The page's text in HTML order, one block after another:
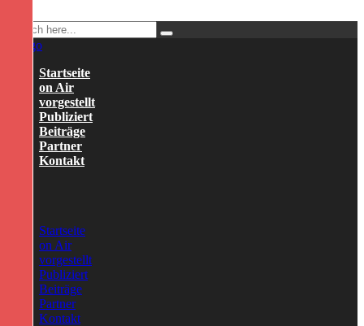
Startseite
on Air
vorgestellt
Publiziert
Beiträge
Partner
Kontakt
Startseite
on Air
vorgestellt
Publiziert
Beiträge
Partner
Kontakt